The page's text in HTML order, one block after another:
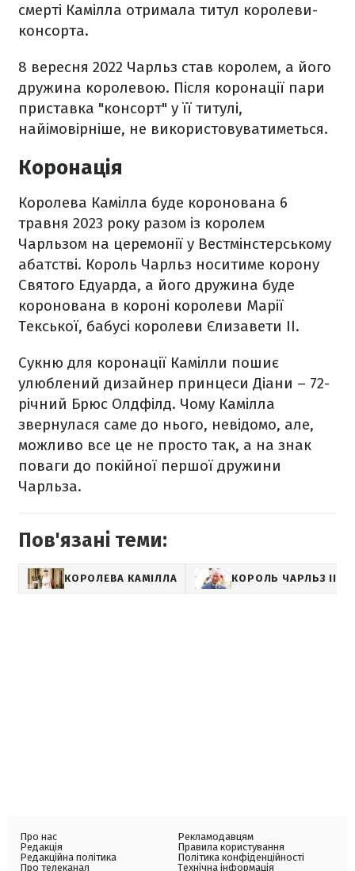
смерті Камілла отримала титул королеви-
консорта.
8 вересня 2022 Чарльз став королем, а його
дружина королевою. Після коронації пари
приставка "консорт" у її титулі,
найімовірніше, не використовуватиметься.
Коронація
Королева Камілла буде коронована 6
травня 2023 року разом із королем
Чарльзом на церемонії у Вестмінстерському
абатстві. Король Чарльз носитиме корону
Святого Едуарда, а його дружина буде
коронована в короні королеви Марії
Текської, бабусі королеви Єлизавети II.
Сукню для коронації Камілли пошиє
улюблений дизайнер принцеси Діани – 72-
річний Брюс Олдфілд. Чому Камілла
звернулася саме до нього, невідомо, але,
можливо все це не просто так, а на знак
поваги до покійної першої дружини
Чарльза.
Пов'язані теми:
КОРОЛЕВА КАМІЛЛА КОРОЛЬ ЧАРЛЬЗ III
Про нас
Редакція
Редакційна політика
Про телеканал
Рекламодавцям
Правила користування
Політика конфіденційності
Технічна інформація